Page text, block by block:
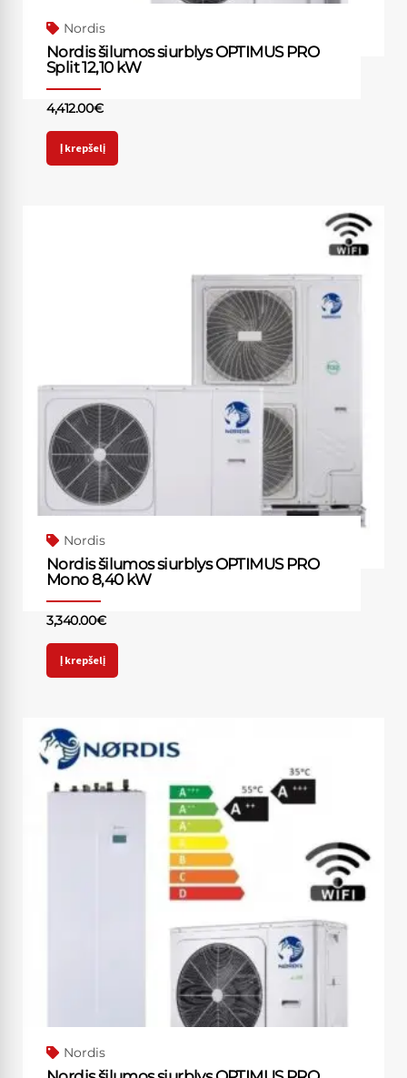
Nordis
Nordis šilumos siurblys OPTIMUS PRO
Split 12,10 kW
4,412.00€
Į krepšelį
Nordis
Nordis šilumos siurblys OPTIMUS PRO
Mono 8,40 kW
3,340.00€
Į krepšelį
Nordis